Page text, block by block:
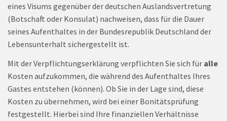
eines Visums gegenüber der deutschen Auslandsvertretung
(Botschaft oder Konsulat) nachweisen, dass für die Dauer
seines Aufenthaltes in der Bundesrepublik Deutschland der
Lebensunterhalt sichergestellt ist.
Mit der Verpflichtungserklärung verpflichten Sie sich für alle
Kosten aufzukommen, die während des Aufenthaltes Ihres
Gastes entstehen (können). Ob Sie in der Lage sind, diese
Kosten zu übernehmen, wird bei einer Bonitätsprüfung
festgestellt. Hierbei sind Ihre finanziellen Verhältnisse